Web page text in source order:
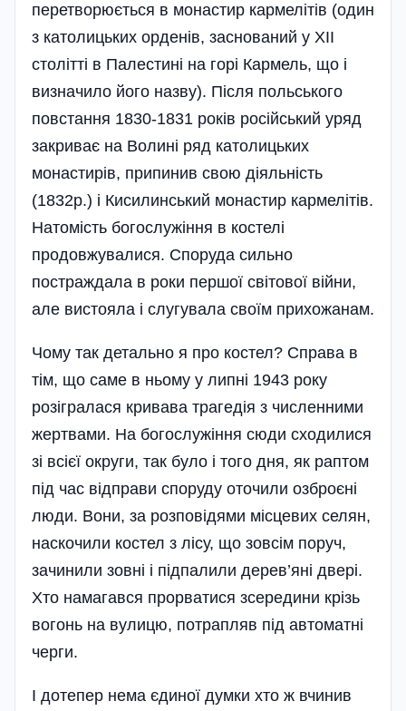
перетворюється в монастир кармелітів (один
з католицьких орденів, заснований у ХІІ
столітті в Палестині на горі Кармель, що і
визначило його назву). Після польського
повстання 1830-1831 років російський уряд
закриває на Волині ряд католицьких
монастирів, припинив свою діяльність
(1832р.) і Кисилинський монастир кармелітів.
Натомість богослужіння в костелі
продовжувалися. Споруда сильно
постраждала в роки першої світової війни,
але вистояла і слугувала своїм прихожанам.
Чому так детально я про костел? Справа в
тім, що саме в ньому у липні 1943 року
розігралася кривава трагедія з численними
жертвами. На богослужіння сюди сходилися
зі всієї округи, так було і того дня, як раптом
під час відправи споруду оточили озброєні
люди. Вони, за розповідями місцевих селян,
наскочили костел з лісу, що зовсім поруч,
зачинили зовні і підпалили дерев’яні двері.
Хто намагався прорватися зсередини крізь
вогонь на вулицю, потрапляв під автоматні
черги.
І дотепер нема єдиної думки хто ж вчинив